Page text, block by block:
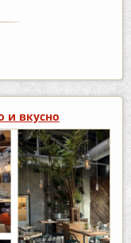
и вкусно